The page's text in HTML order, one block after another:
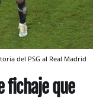
del PSG al Real Madrid
fichaje que